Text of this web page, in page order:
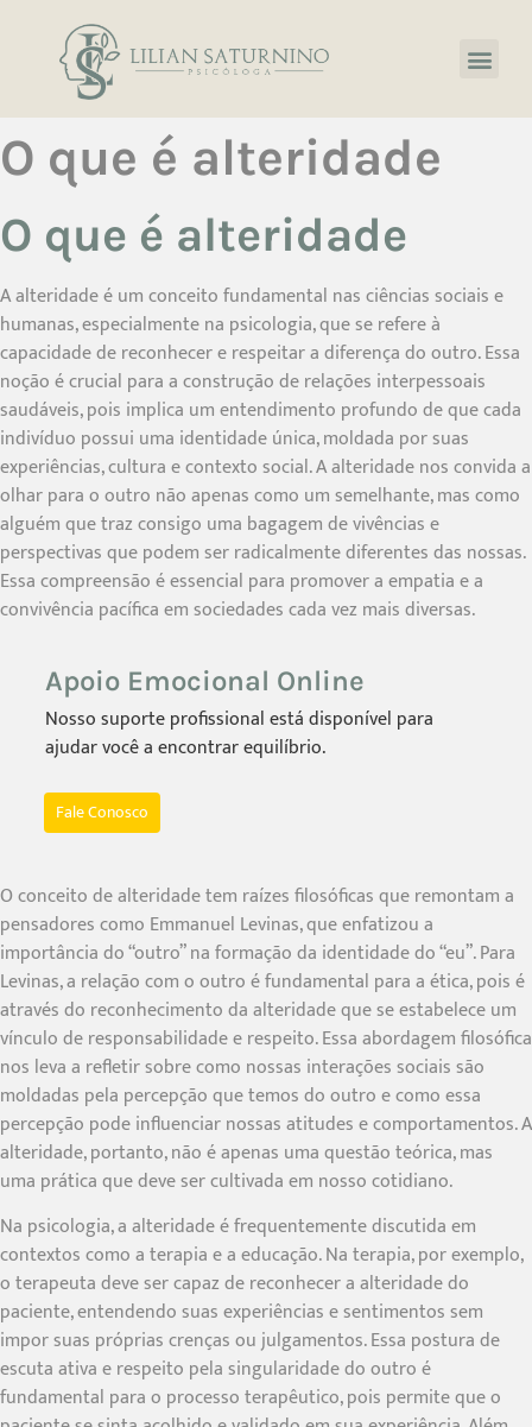
O que é alteridade
O que é alteridade
A alteridade é um conceito fundamental nas ciências sociais e
humanas, especialmente na psicologia, que se refere à
capacidade de reconhecer e respeitar a diferença do outro. Essa
noção é crucial para a construção de relações interpessoais
saudáveis, pois implica um entendimento profundo de que cada
indivíduo possui uma identidade única, moldada por suas
experiências, cultura e contexto social. A alteridade nos convida a
olhar para o outro não apenas como um semelhante, mas como
alguém que traz consigo uma bagagem de vivências e
perspectivas que podem ser radicalmente diferentes das nossas.
Essa compreensão é essencial para promover a empatia e a
convivência pacífica em sociedades cada vez mais diversas.
Apoio Emocional Online
Nosso suporte profissional está disponível para
ajudar você a encontrar equilíbrio.
Fale Conosco
O conceito de alteridade tem raízes filosóficas que remontam a
pensadores como Emmanuel Levinas, que enfatizou a
importância do “outro” na formação da identidade do “eu”. Para
Levinas, a relação com o outro é fundamental para a ética, pois é
através do reconhecimento da alteridade que se estabelece um
vínculo de responsabilidade e respeito. Essa abordagem filosófica
nos leva a refletir sobre como nossas interações sociais são
moldadas pela percepção que temos do outro e como essa
percepção pode influenciar nossas atitudes e comportamentos. A
alteridade, portanto, não é apenas uma questão teórica, mas
uma prática que deve ser cultivada em nosso cotidiano.
Na psicologia, a alteridade é frequentemente discutida em
contextos como a terapia e a educação. Na terapia, por exemplo,
o terapeuta deve ser capaz de reconhecer a alteridade do
paciente, entendendo suas experiências e sentimentos sem
impor suas próprias crenças ou julgamentos. Essa postura de
escuta ativa e respeito pela singularidade do outro é
fundamental para o processo terapêutico, pois permite que o